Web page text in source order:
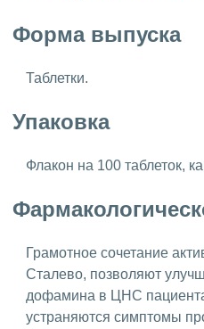
Форма выпуска
Таблетки.
Упаковка
Флакон на 100 таблеток,
Грамотное сочетание
Сталево, позволяют
дофамина в ЦНС
устраняются симптомы